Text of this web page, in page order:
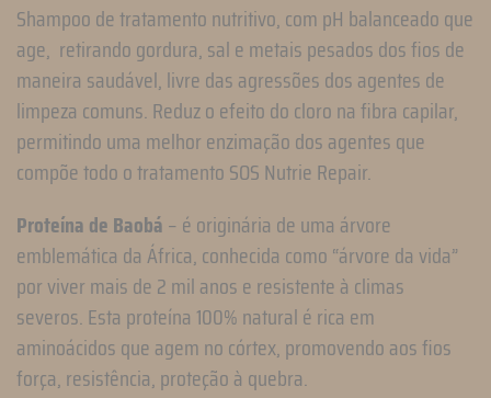
Shampoo de tratamento nutritivo, com pH balanceado que
age, retirando gordura, sal e metais pesados dos fios de
maneira saudável, livre das agressões dos agentes de
limpeza comuns. Reduz o efeito do cloro na fibra capilar,
permitindo uma melhor enzimação dos agentes que
compõe todo o tratamento SOS Nutrie Repair.
Proteína de Baobá– é originária de uma árvore
emblemática da África, conhecida como “árvore da vida”
por viver mais de 2 mil anos e resistente à climas
severos. Esta proteína 100% natural é rica em
aminoácidos que agem no córtex, promovendo aos fios
força, resistência, proteção à quebra.